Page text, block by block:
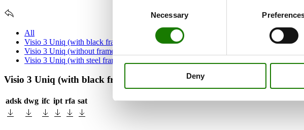
Necessary
Deny
All
Visio 3 Uniq (with black frame)
Visio 3 Uniq (without frame)
Visio 3 Uniq (with steel frame)
Visio 3 Uniq (with black frame)
adsk dwg ifc ipt rfa sat